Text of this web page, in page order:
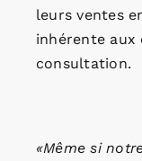
leurs ventes
inhérente aux
consultation.
«Même si